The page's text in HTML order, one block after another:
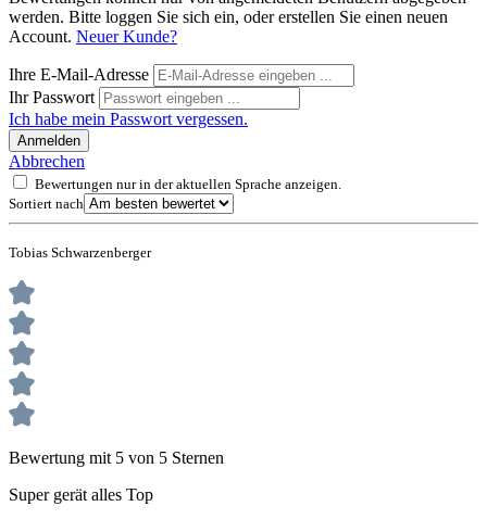
werden. Bitte loggen Sie sich ein, oder erstellen Sie einen neuen
Account. Neuer Kunde?
Ihre E-Mail-Adresse
Ihr Passwort
Ich habe mein Passwort vergessen.
Anmelden
Abbrechen
Bewertungen nur in der aktuellen Sprache anzeigen.
Sortiert nach
Tobias Schwarzenberger
Bewertung mit 5 von 5 Sternen
Super gerät alles Top